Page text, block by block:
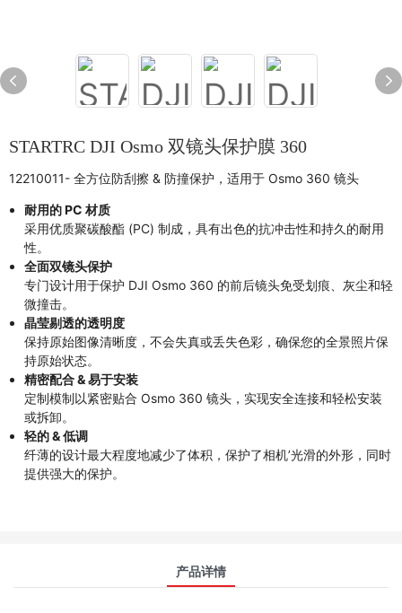
STARTRC DJI Osmo 双镜头保护膜 360
12210011- 全方位防刮擦 & 防撞保护，适用于 Osmo 360 镜头
耐用的 PC 材质
采用优质聚碳酸酯 (PC) 制成，具有出色的抗冲击性和持久的耐用
性。
全面双镜头保护
专门设计用于保护 DJI Osmo 360 的前后镜头免受划痕、灰尘和轻
微撞击。
晶莹剔透的透明度
保持原始图像清晰度，不会失真或丢失色彩，确保您的全景照片保
持原始状态。
精密配合 & 易于安装
定制模制以紧密贴合 Osmo 360 镜头，实现安全连接和轻松安装
或拆卸。
轻的 & 低调
纤薄的设计最大程度地减少了体积，保护了相机’光滑的外形，同时
提供强大的保护。
产品详情